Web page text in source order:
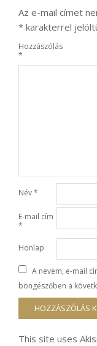
Az e-mail címet
* karakterrel
Hozzászólás
*
Név*
E-mail cím
*
Honlap
A nevem, e-mail
böngészőben a
This site uses